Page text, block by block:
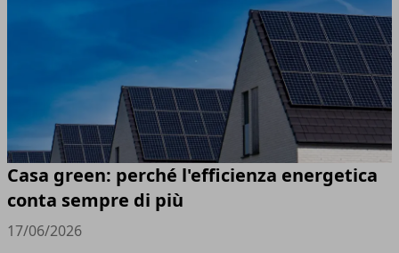
Casa green: perché l'efficienza energetica
conta sempre di più
17/06/2026